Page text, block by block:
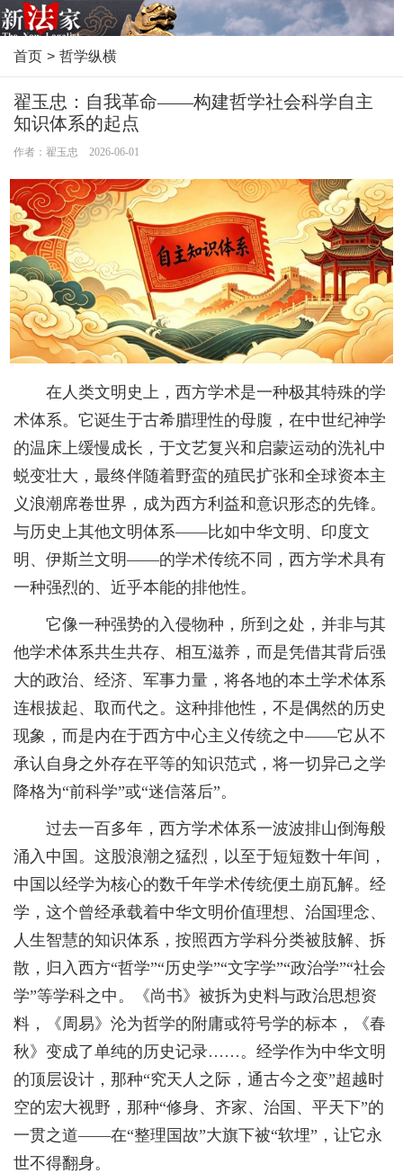
首页 > 哲学纵横
翟玉忠：自我革命——构建哲学社会科学自主
知识体系的起点
作者：翟玉忠 2026-06-01
在人类文明史上，西方学术是一种极其特殊的学
术体系。它诞生于古希腊理性的母腹，在中世纪神学
的温床上缓慢成长，于文艺复兴和启蒙运动的洗礼中
蜕变壮大，最终伴随着野蛮的殖民扩张和全球资本主
义浪潮席卷世界，成为西方利益和意识形态的先锋。
与历史上其他文明体系——比如中华文明、印度文
明、伊斯兰文明——的学术传统不同，西方学术具有
一种强烈的、近乎本能的排他性。
它像一种强势的入侵物种，所到之处，并非与其
他学术体系共生共存、相互滋养，而是凭借其背后强
大的政治、经济、军事力量，将各地的本土学术体系
连根拔起、取而代之。这种排他性，不是偶然的历史
现象，而是内在于西方中心主义传统之中——它从不
承认自身之外存在平等的知识范式，将一切异己之学
降格为“前科学”或“迷信落后”。
过去一百多年，西方学术体系一波波排山倒海般
涌入中国。这股浪潮之猛烈，以至于短短数十年间，
中国以经学为核心的数千年学术传统便土崩瓦解。经
学，这个曾经承载着中华文明价值理想、治国理念、
人生智慧的知识体系，按照西方学科分类被肢解、拆
散，归入西方“哲学”“历史学”“文字学”“政治学”“社会
学”等学科之中。《尚书》被拆为史料与政治思想资
料，《周易》沦为哲学的附庸或符号学的标本，《春
秋》变成了单纯的历史记录……。经学作为中华文明
的顶层设计，那种“究天人之际，通古今之变”超越时
空的宏大视野，那种“修身、齐家、治国、平天下”的
一贯之道——在“整理国故”大旗下被“软埋”，让它永
世不得翻身。